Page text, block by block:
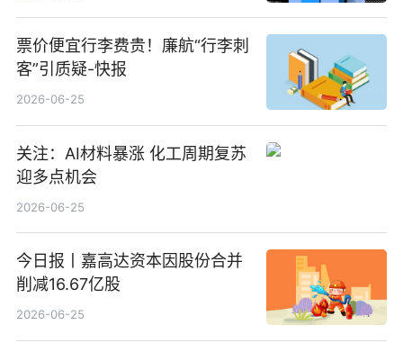
票价便宜行李费贵！廉航“行李刺
客”引质疑-快报
2026-06-25
关注：AI材料暴涨 化工周期复苏
迎多点机会
2026-06-25
今日报丨嘉高达资本因股份合并
削减16.67亿股
2026-06-25